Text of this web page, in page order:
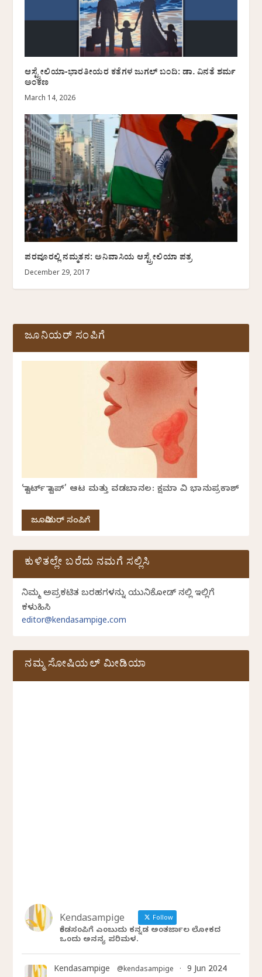
ಆಸ್ಟ್ರೇಲಿಯಾ-ಭಾರತೀಯರ ಕತೆಗಳ ಜುಗಲ್ ಬಂದಿ: ಡಾ. ವಿನತೆ ಶರ್ಮ
ಅಂಕಣ
March 14, 2026
ಪರವೂರಲ್ಲಿ ನಮ್ಮತನ: ಅನಿವಾಸಿಯ ಆಸ್ಟ್ರೇಲಿಯಾ ಪತ್ರ
December 29, 2017
ಜೂನಿಯರ್ ಸಂಪಿಗೆ
‘ಸ್ಟಾರ್ಟ್ ಸ್ಟಾಪ್’ ಆಟ ಮತ್ತು ವಡಬಾನಲ: ಕ್ಷಮಾ ವಿ ಭಾನುಪ್ರಕಾಶ್
ಜೂನಿಯರ್ ಸಂಪಿಗೆ
ಕುಳಿತಲ್ಲೇ ಬರೆದು ನಮಗೆ ಸಲ್ಲಿಸಿ
ನಿಮ್ಮ ಅಪ್ರಕಟಿತ ಬರಹಗಳನ್ನು ಯುನಿಕೋಡ್ ನಲ್ಲಿ ಇಲ್ಲಿಗೆ
ಕಳುಹಿಸಿ
editor@kendasampige.com
ನಮ್ಮ ಸೋಷಿಯಲ್‌ ಮೀಡಿಯಾ
Kendasampige Follow
ಕೆಂಡಸಂಪಿಗೆ ಎಂಬುದು ಕನ್ನಡ ಅಂತರ್ಜಾಲ ಲೋಕದ
ಒಂದು ಅನನ್ಯ ಪರಿಮಳ.
Kendasampige @kendasampige · 9 Jun 2024